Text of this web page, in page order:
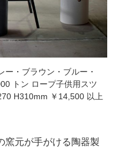
ー・ブラウン・ブルー・
トン ロープ子供用スツ
H310mm ￥14,500 以上
窯元が手がける陶器製